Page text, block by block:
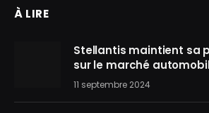
À LIRE
Stellantis maintient sa
sur le marché
11 septembre 2024